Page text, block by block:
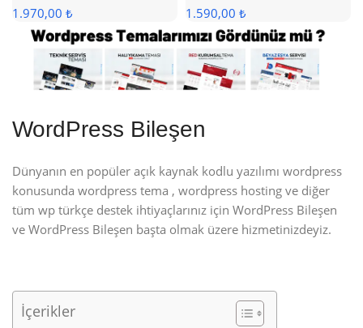
1.970,00 ₺ 1.590,00 ₺
WordPress Bileşen
Dünyanın en popüler açık kaynak kodlu yazılımı wordpress
konusunda wordpress tema , wordpress hosting ve diğer
tüm wp türkçe destek ihtiyaçlarınız için WordPress Bileşen
ve WordPress Bileşen başta olmak üzere hizmetinizdeyiz.
İçerikler